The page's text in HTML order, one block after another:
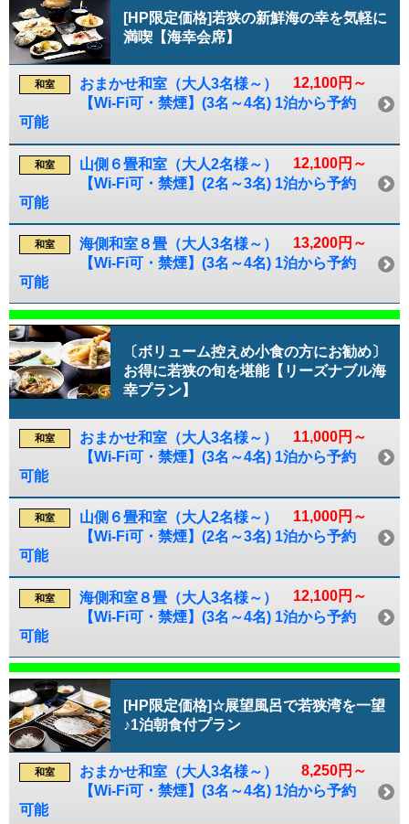
[HP限定価格]若狭の新鮮海の幸を気軽に
満喫【海幸会席】
12,100円～
和室
おまかせ和室（大人3名様～）
【Wi-Fi可・禁煙】(3名～4名) 1泊から予約
可能
12,100円～
和室
山側６畳和室（大人2名様～）
【Wi-Fi可・禁煙】(2名～3名) 1泊から予約
可能
13,200円～
和室
海側和室８畳（大人3名様～）
【Wi-Fi可・禁煙】(3名～4名) 1泊から予約
可能
〔ボリューム控えめ小食の方にお勧め〕
お得に若狭の旬を堪能【リーズナブル海
幸プラン】
11,000円～
和室
おまかせ和室（大人3名様～）
【Wi-Fi可・禁煙】(3名～4名) 1泊から予約
可能
11,000円～
和室
山側６畳和室（大人2名様～）
【Wi-Fi可・禁煙】(2名～3名) 1泊から予約
可能
12,100円～
和室
海側和室８畳（大人3名様～）
【Wi-Fi可・禁煙】(3名～4名) 1泊から予約
可能
[HP限定価格]☆展望風呂で若狭湾を一望
♪1泊朝食付プラン
8,250円～
和室
おまかせ和室（大人3名様～）
【Wi-Fi可・禁煙】(3名～4名) 1泊から予約
可能